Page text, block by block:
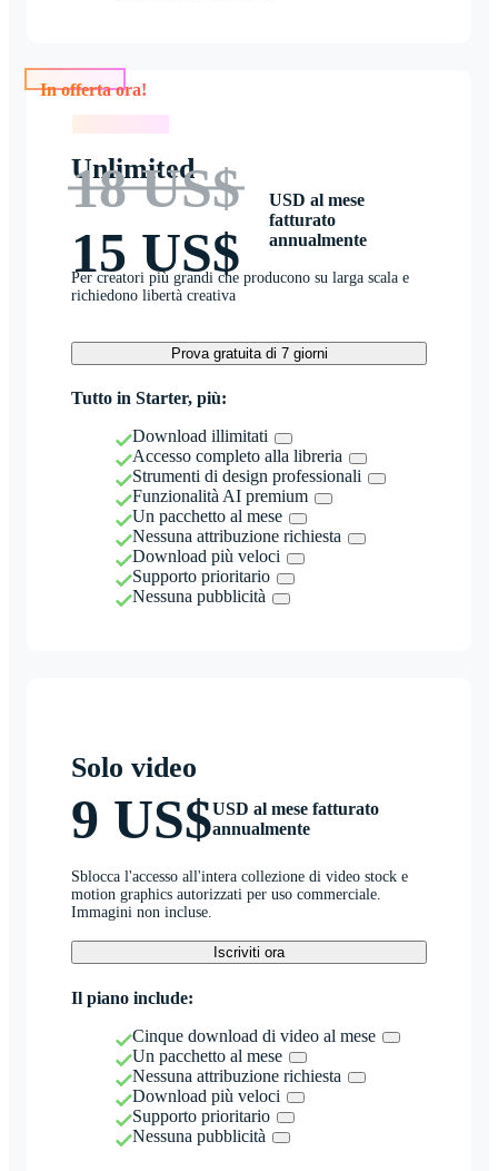
Unlimited
18 US$
15 US$
USD al mese
fatturato
annualmente
Per creatori più grandi che producono su larga scala e
richiedono libertà creativa
Prova gratuita di 7 giorni
Tutto in Starter, più:
Download illimitati
Accesso completo alla libreria
Strumenti di design professionali
Funzionalità AI premium
Un pacchetto al mese
Nessuna attribuzione richiesta
Download più veloci
Supporto prioritario
Nessuna pubblicità
Solo video
9 US$USD al mese fatturato
annualmente
Sblocca l'accesso all'intera collezione di video stock e
motion graphics autorizzati per uso commerciale.
Immagini non incluse.
Iscriviti ora
Il piano include:
Cinque download di video al mese
Un pacchetto al mese
Nessuna attribuzione richiesta
Download più veloci
Supporto prioritario
Nessuna pubblicità